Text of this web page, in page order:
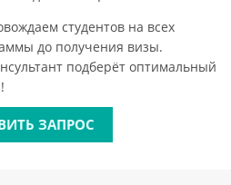
студентов на всех
до получения визы.
подберёт оптимальный
ЗАПРОС